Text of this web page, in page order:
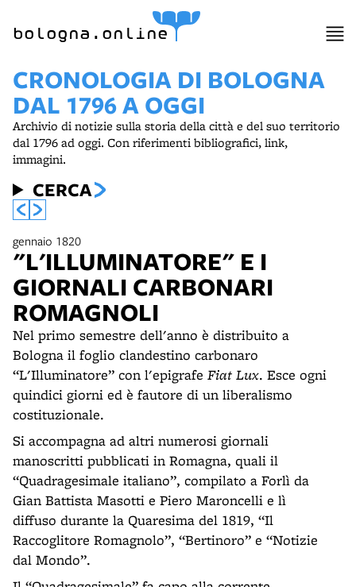
bologna.online
CRONOLOGIA DI BOLOGNA
DAL 1796 A OGGI
Archivio di notizie sulla storia della città e del suo territorio
dal 1796 ad oggi. Con riferimenti bibliografici, link,
immagini.
CERCA
gennaio 1820
"L'ILLUMINATORE" E I
GIORNALI CARBONARI
ROMAGNOLI
Nel primo semestre dell'anno è distribuito a
Bologna il foglio clandestino carbonaro
“L'Illuminatore” con l'epigrafe Fiat Lux. Esce ogni
quindici giorni ed è fautore di un liberalismo
costituzionale.
Si accompagna ad altri numerosi giornali
manoscritti pubblicati in Romagna, quali il
“Quadragesimale italiano”, compilato a Forlì da
Gian Battista Masotti e Piero Maroncelli e lì
diffuso durante la Quaresima del 1819, “Il
Raccoglitore Romagnolo”, “Bertinoro” e “Notizie
dal Mondo”.